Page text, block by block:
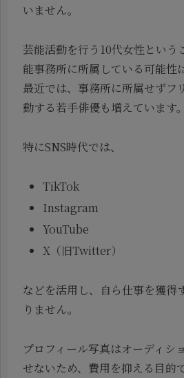
いません。
芸能活動を行う10代女性という
能事務所に所属している可能性
最近では、事務所に所属せずフ
動する若手俳優も増えています。
特にSNS時代では、
TikTok
Instagram
YouTube
X（旧Twitter）
などを活用し、自ら仕事を獲得
りません。
プロフィール写真はオーディシ
せないため、費用を抑える目的